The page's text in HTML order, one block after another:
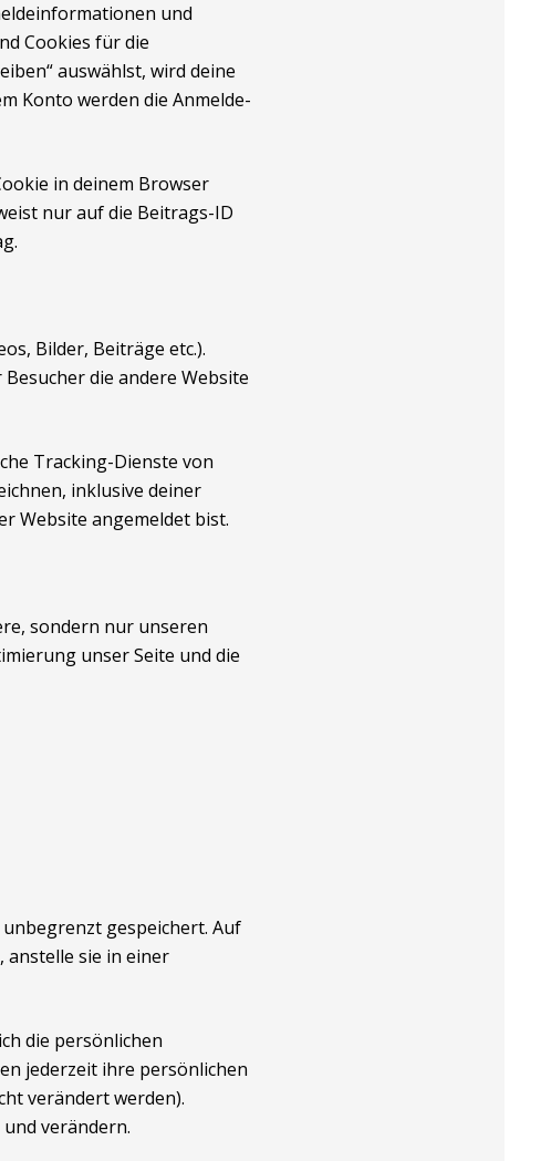
und
Cookies für die
auswählst, wird deine
Konto werden die Anmelde-
in deinem Browser
nur auf die Beitrags-ID
Bilder, Beiträge etc.).
die andere Website
Tracking-Dienste von
inklusive deiner
Website angemeldet bist.
sondern nur unseren
unser Seite und die
gespeichert. Auf
sie in einer
die persönlichen
jederzeit ihre persönlichen
verändert werden).
verändern.